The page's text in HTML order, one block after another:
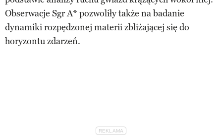
Obserwacje Sgr A* pozwoliły także na badanie
dynamiki rozpędzonej materii zbliżającej się do
horyzontu zdarzeń.